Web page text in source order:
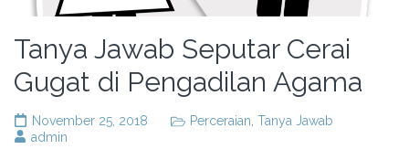
Tanya Jawab Seputar Cerai
Gugat di Pengadilan Agama
November 25, 2018 Perceraian Tanya Jawab
admin